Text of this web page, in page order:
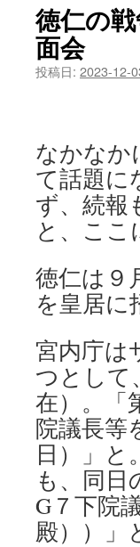
徳仁の
面会
投稿日: 2023-12-
なかなか
て話題に
ず、続報
と、こ
徳仁は９
を皇居に
宮内庁は
つとして
在）。「
院議長等
日）」と
も、同日
G７下院
殿））」